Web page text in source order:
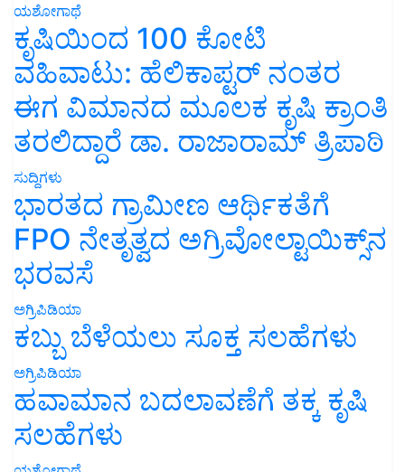
ಯಶೋಗಾಥೆ
ಕೃಷಿಯಿಂದ 100 ಕೋಟಿ
ವಹಿವಾಟು: ಹೆಲಿಕಾಪ್ಟರ್ ನಂತರ
ಈಗ ವಿಮಾನದ ಮೂಲಕ ಕೃಷಿ ಕ್ರಾಂತಿ
ತರಲಿದ್ದಾರೆ ಡಾ. ರಾಜಾರಾಮ್ ತ್ರಿಪಾಠಿ
ಸುದ್ದಿಗಳು
ಭಾರತದ ಗ್ರಾಮೀಣ ಆರ್ಥಿಕತೆಗೆ
FPO ನೇತೃತ್ವದ ಅಗ್ರಿವೋಲ್ಟಾಯಿಕ್ಸ್‌ನ
ಭರವಸೆ
ಅಗ್ರಿಪಿಡಿಯಾ
ಕಬ್ಬು ಬೆಳೆಯಲು ಸೂಕ್ತ ಸಲಹೆಗಳು
ಅಗ್ರಿಪಿಡಿಯಾ
ಹವಾಮಾನ ಬದಲಾವಣೆಗೆ ತಕ್ಕ ಕೃಷಿ
ಸಲಹೆಗಳು